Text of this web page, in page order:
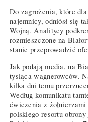
Do zagrożenia, które
najemnicy, odniósł się
Wojną. Analitycy
rozmieszczone na
stanie przeprowadzić
Jak podają media, na
tysiąca wagnerowców.
kilka dni temu
Według komunikatu
ćwiczenia z
polskiego resortu